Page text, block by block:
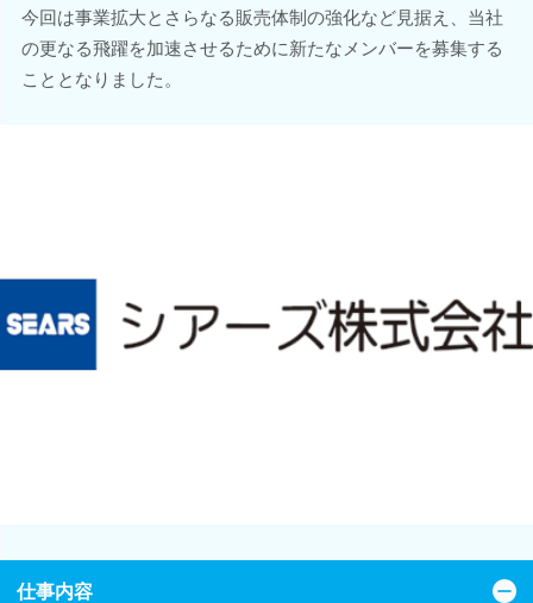
今回は事業拡大とさらなる販売体制の強化など見据え、当社
の更なる飛躍を加速させるために新たなメンバーを募集する
こととなりました。
仕事内容